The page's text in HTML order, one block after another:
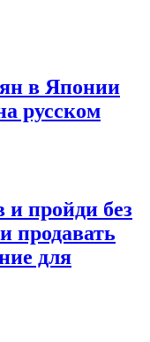
в Японии
русском
и пройди без
продавать
для